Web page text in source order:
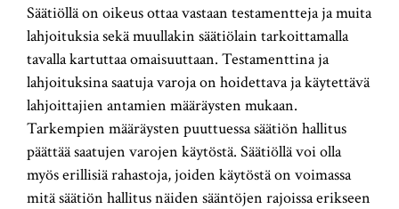
Säätiöllä on oikeus ottaa vastaan testamentteja ja muita
lahjoituksia sekä muullakin säätiölain tarkoittamalla
tavalla kartuttaa omaisuuttaan. Testamenttina ja
lahjoituksina saatuja varoja on hoidettava ja käytettävä
lahjoittajien antamien määräysten mukaan.
Tarkempien määräysten puuttuessa säätiön hallitus
päättää saatujen varojen käytöstä. Säätiöllä voi olla
myös erillisiä rahastoja, joiden käytöstä on voimassa
mitä säätiön hallitus näiden sääntöjen rajoissa erikseen